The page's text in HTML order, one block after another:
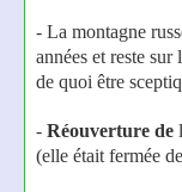
- La montagne
années et reste
de quoi être
- Réouverture de
(elle était fermée